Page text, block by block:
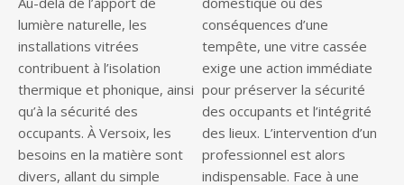
lumière naturelle, les
installations vitrées
contribuent à l’isolation
thermique et phonique, ainsi
qu’à la sécurité des
occupants. À Versoix, les
besoins en la matière sont
divers, allant du simple
conséquences d’une
tempête, une vitre cassée
exige une action immédiate
pour préserver la sécurité
des occupants et l’intégrité
des lieux. L’intervention d’un
professionnel est alors
indispensable. Face à une